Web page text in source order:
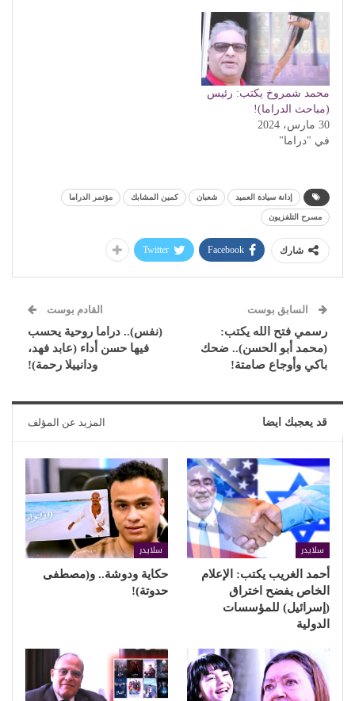
محمد شمروخ يكتب: رئيس
(مباحث الدراما)!
30 مارس، 2024
في "دراما"
إدانة سيادة العميد شعبان كمين المشابك مؤتمر الدراما
مسرح التلفزيون
شارك Facebook
Twitter
السابق بوست
رسمي فتح الله يكتب:
(محمد أبو الحسن).. ضحك
باكي وأوجاع صامتة!
القادم بوست
(نفس).. دراما روحية يحسب
فيها حسن أداء (عابد فهد،
ودانييلا رحمة)!
قد يعجبك ايضا المزيد عن المؤلف
سلايدر
أحمد الغريب يكتب: الإعلام
الخاص يفضح اختراق
(إسرائيل) للمؤسسات
الدولية
سلايدر
حكاية ودوشة.. و(مصطفى
حدوتة)!